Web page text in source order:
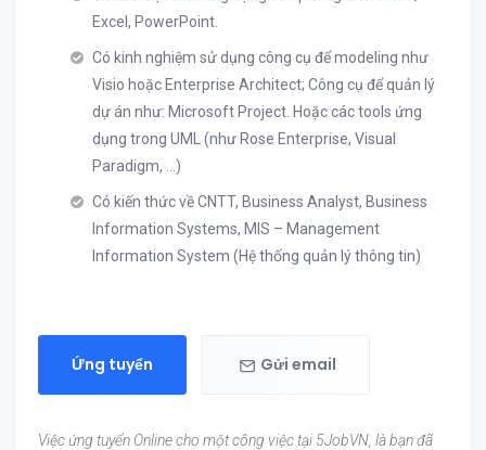
Excel, PowerPoint.
Có kinh nghiệm sử dụng công cụ để modeling như
Visio hoặc Enterprise Architect; Công cụ để quản lý
dự án như: Microsoft Project. Hoặc các tools ứng
dụng trong UML (như Rose Enterprise, Visual
Paradigm, ...)
Có kiến thức về CNTT, Business Analyst, Business
Information Systems, MIS – Management
Information System (Hệ thống quản lý thông tin)
Ứng tuyển Gửi email
Việc ứng tuyển Online cho một công việc tại 5JobVN, là bạn đã